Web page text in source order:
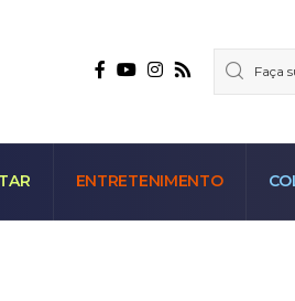
ENTRETENIMENTO